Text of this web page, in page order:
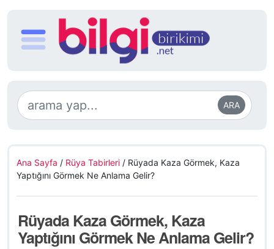
ARA
Ana Sayfa / Rüya Tabirleri / Rüyada Kaza Görmek, Kaza
Yaptığını Görmek Ne Anlama Gelir?
Rüyada Kaza Görmek, Kaza
Yaptığını Görmek Ne Anlama Gelir?